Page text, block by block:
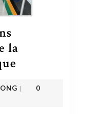
la
|
0